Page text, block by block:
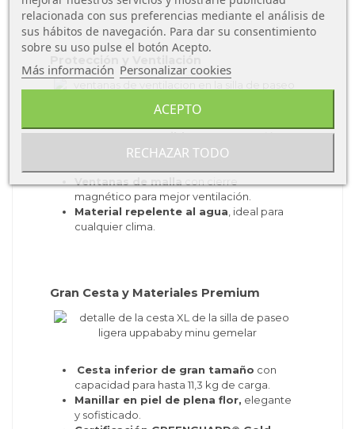
Capotas extensiblescon protección
UPF50+ y cremalleras para mayor
Ventanas de mallacon cierre
magnético para mejor ventilación.
Material repelente al agua, ideal para
cualquier clima.
Gran Cesta y Materiales Premium
Cesta inferior de gran tamaño con
capacidad para hasta 11,3 kg de carga.
Manillar en piel de plena flor, elegante
y sofisticado.
relacionada con sus preferencias mediante el análisis de
sus hábitos de navegación. Para dar su consentimiento
sobre su uso pulse el botón Acepto.
Más información Personalizar cookies
RECHAZAR TODO
ACEPTO